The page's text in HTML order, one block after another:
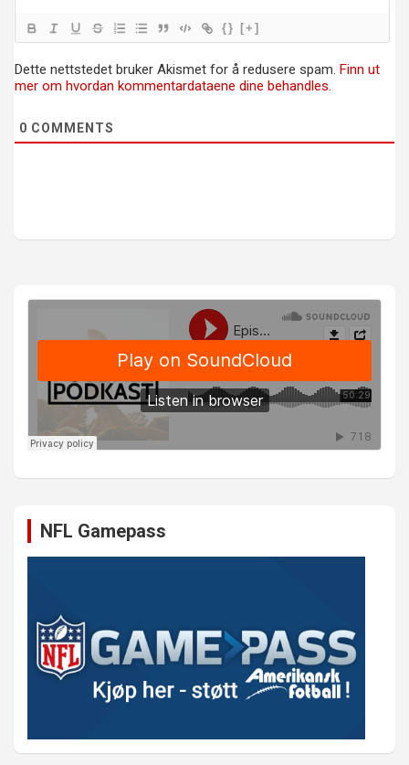
{} [+]
Dette nettstedet bruker Akismet for å redusere spam. Finn ut
mer om hvordan kommentardataene dine behandles.
0 COMMENTS
NFL Gamepass